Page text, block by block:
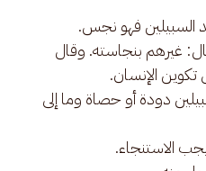
السبيلين فهو نجس.
غيرهم بنجاسته. وقال
تكوين الإنسان.
دودة أو حصاة وما إلى
الاستنجاء.